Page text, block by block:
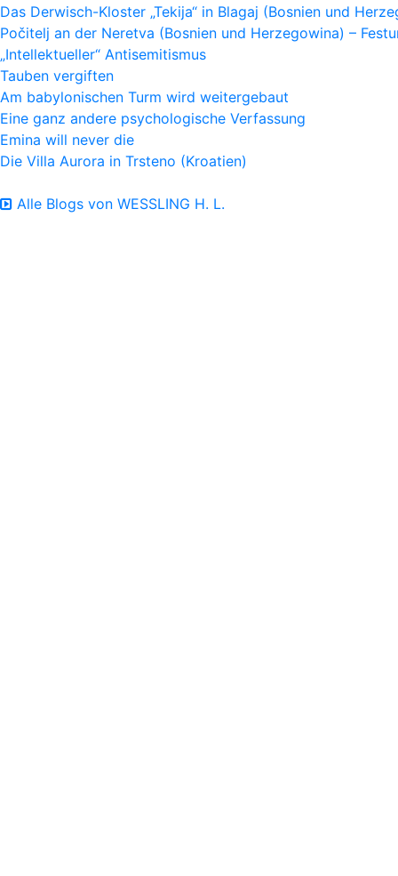
Das Derwisch-Kloster „Tekija“ in Blagaj (Bosnien und
Počitelj an der Neretva (Bosnien und Herzegowina) –
„Intellektueller“ Antisemitismus
Tauben vergiften
Am babylonischen Turm wird weitergebaut
Eine ganz andere psychologische Verfassung
Emina will never die
Die Villa Aurora in Trsteno (Kroatien)
Alle Blogs von WESSLING H. L.